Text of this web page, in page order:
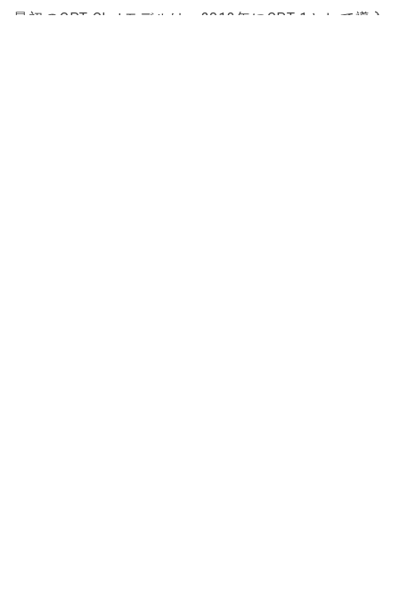
最初のGPT Chatモデルは、2018年にGPT-1として導入